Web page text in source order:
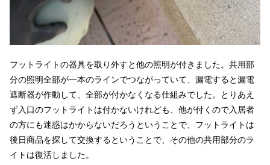
フットライトの器具を取り外すと他の照明が付きました。共用部
分の照明全部が一本のラインでつながっていて、漏電すると漏電
遮断器が作動して、全部が付かなくなる仕組みでした。とりあえ
ず入口のフットライトは付かないけれども、他が付くので入居者
の方にも迷惑はかからないだろうということで、フットライトは
後日商品を探して交換するということで、その他の共用部分のラ
イトは復活しました。